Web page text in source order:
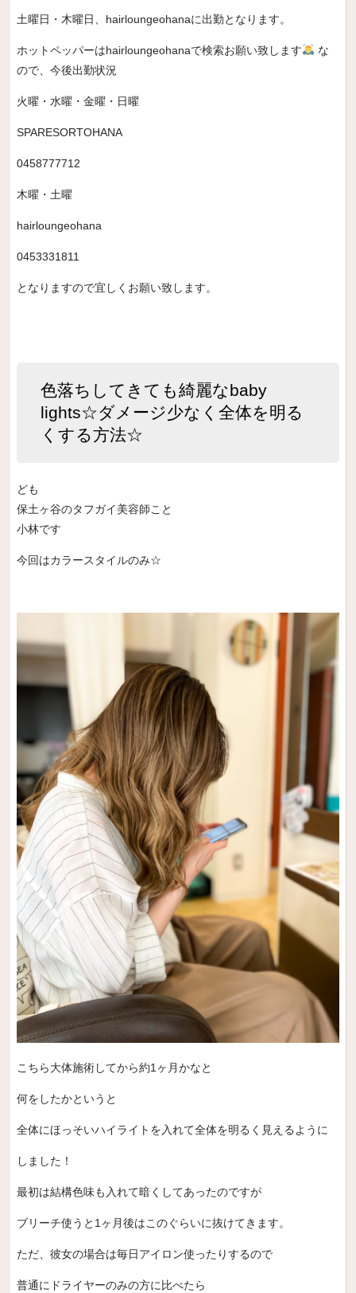
土曜日・木曜日、 hairloungeohanaに出勤となります。
ホットペッパーはhairloungeohanaで検索お願い致します
な
ので、今後出勤状況
火曜・水曜・金曜・日曜
SPARESORTOHANA
0458777712
木曜・土曜
hairloungeohana
0453331811
となりますので宜しくお願い致します。
色落ちしてきても綺麗なbaby
lights☆ダメージ少なく全体を明る
くする方法☆
ども
保土ヶ谷のタフガイ美容師こと
小林です
今回はカラースタイルのみ☆
こちら大体施術してから約1ヶ月かなと
何をしたかというと
全体にほっそいハイライトを入れて全体を明るく見えるように
しました！
最初は結構色味も入れて暗くしてあったのですが
ブリーチ使うと1ヶ月後はこのぐらいに抜けてきます。
ただ、彼女の場合は毎日アイロン使ったりするので
普通にドライヤーのみの方に比べたら